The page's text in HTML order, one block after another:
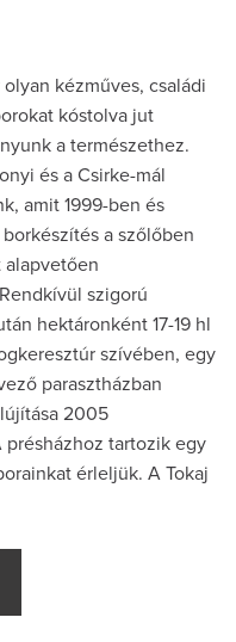
kézműves, családi
kóstolva jut
a természethez.
és a Csirke-mál
amit 1999-ben és
a szőlőben
alapvetően
szigorú
hektáronként 17-19 hl
szívében, egy
parasztházban
2005
tartozik egy
érleljük. A Tokaj